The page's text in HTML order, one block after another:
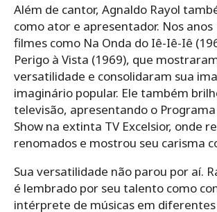
Além de cantor, Agnaldo Rayol
como ator e apresentador. Nos
filmes como Na Onda do Iê-Iê-Iê
Perigo à Vista (1969), que
versatilidade e consolidaram sua
imaginário popular. Ele também
televisão, apresentando o
Show na extinta TV Excelsior, onde
renomados e mostrou seu carisma
Sua versatilidade não parou por aí.
é lembrado por seu talento como
intérprete de músicas em